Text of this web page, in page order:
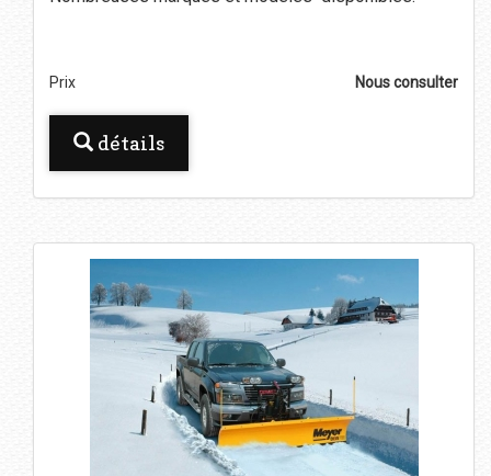
Prix Nous consulter
détails